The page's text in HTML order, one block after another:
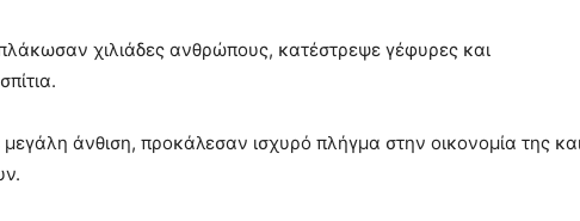
χιλιάδες ανθρώπους, κατέστρεψε γέφυρες και
άνθιση, προκάλεσαν ισχυρό πλήγμα στην οικονομία της